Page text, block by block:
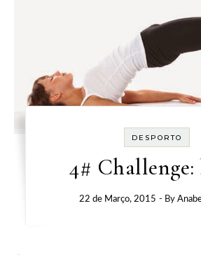
DESPORTO
4#
22 de Março, 2015 - By